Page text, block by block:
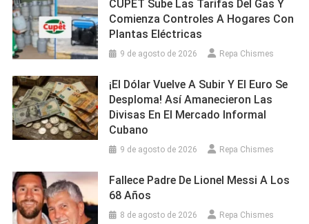
CUPET Sube Las Tarifas Del Gas Y
Comienza Controles A Hogares Con
Plantas Eléctricas
9 de agosto de 2026 Repa Chismes
¡El Dólar Vuelve A Subir Y El Euro Se
Desploma! Así Amanecieron Las
Divisas En El Mercado Informal
Cubano
9 de agosto de 2026 Repa Chismes
Fallece Padre De Lionel Messi A Los
68 Años
8 de agosto de 2026 Repa Chismes